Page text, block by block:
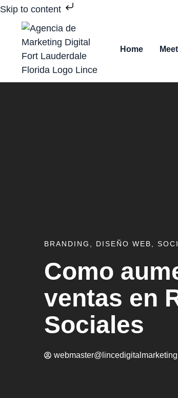
Skip to content
Home
BRANDING DISEÑO WEB
Como
ventas en
Sociales